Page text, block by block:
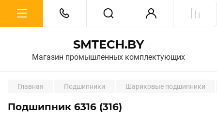
SMTECH.BY
Магазин промышленных комплектующих
Главная Подшипники Шариковые подшипники
Подшипник 6316 (316)